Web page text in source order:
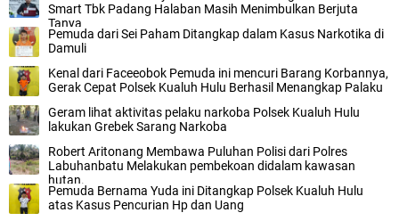
Smart Tbk Padang Halaban Masih Menimbulkan Berjuta
Tanya
Pemuda dari Sei Paham Ditangkap dalam Kasus Narkotika di
Damuli
Kenal dari Faceeobok Pemuda ini mencuri Barang Korbannya,
Gerak Cepat Polsek Kualuh Hulu Berhasil Menangkap Palaku
Geram lihat aktivitas pelaku narkoba Polsek Kualuh Hulu
lakukan Grebek Sarang Narkoba
Robert Aritonang Membawa Puluhan Polisi dari Polres
Labuhanbatu Melakukan pembekoan didalam kawasan
hutan.
Pemuda Bernama Yuda ini Ditangkap Polsek Kualuh Hulu
atas Kasus Pencurian Hp dan Uang